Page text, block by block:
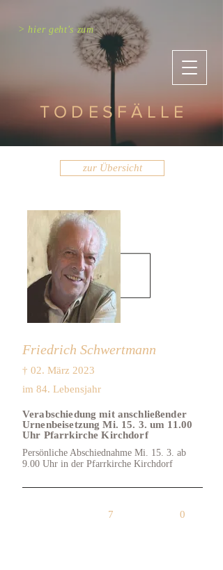
> hier geht's zum
TODESFÄLLE
zur Übersicht
im 84. Lebensjahr
† 02. März 2023
Friedrich Schwertmann
Verabschiedung mit anschließender
Urnenbeisetzung Mi. 15. 3. um 11.00
Uhr Pfarrkirche Kirchdorf
Persönliche Abschiednahme Mi. 15. 3. ab
9.00 Uhr in der Pfarrkirche Kirchdorf
7 0